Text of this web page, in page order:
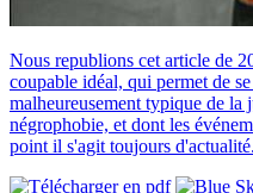
Nous republions cet article de
coupable idéal, qui permet de
malheureusement typique de la
négrophobie, et dont les
point il s'agit toujours d'actualité.